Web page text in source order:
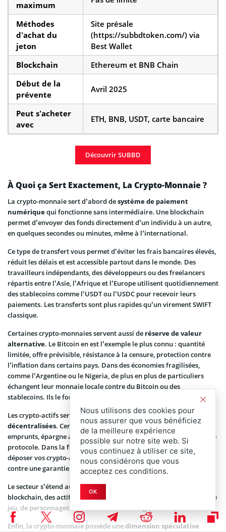
maximum
Méthodes
d’achat du
jeton
Site présale
(https://subbdtoken.com/) via
Best Wallet
Blockchain
Ethereum et BNB Chain
Début de la
prévente
Avril 2025
Peut s’acheter
avec
ETH, BNB, USDT, carte bancaire
Découvrir SUBBD
À Quoi ça Sert Exactement, La Crypto-Monnaie ?
La crypto-monnaie sert d’abord desystème de paiement
numériquequi fonctionne sans intermédiaire. Une blockchain
permet d’envoyer des fonds directement d’un individu à un autre,
en quelques secondes ou minutes, même à l’international.
Ce type de transfert vous permet d’éviter les frais bancaires élevés,
réduit les délais et est accessible partout dans le monde. Des
travailleurs indépendants, des développeurs ou des freelancers
répartis entre l’Asie, l’Afrique et l’Europe utilisent quotidiennement
des stablecoins comme l’USDT ou l’USDC pour recevoir leurs
paiements. Les transferts sont plus rapides qu’un virement SWIFT
classique.
Certaines crypto-monnaies servent aussi de réserve de valeur
alternative. Le Bitcoin en est l’exemple le plus connu : quantité
limitée, offre prévisible, résistance à la censure, protection contre
l’inflation dans certains pays. Dans des économies fragilisées,
comme l’Argentine ou le Nigeria, de plus en plus de particuliers
échangent leur monnaie locale contre du Bitcoin ou des
stablecoins. Ils le font pour préserver leur pouvoir d’achat.
Les crypto-actifs servent également dans des applications
décentralisées. Certains tokens permettent d’accéder à des prêts,
emprunts, épargne automatisée, échanges d’actifs, gouvernance de
protocole. Dans la finance décentralisée (DeFi), vous pouvez
déposer vos crypto-actifs pour toucher des intérêts ou emprunter
contre une garantie.
Le secteur s’étend aussi au-delà de la finance. Dans les jeux vidéo
blockchain, des actifs numériques uniques (NFT) servent d’objets de
jeu, de personnages ou de ressources échangeables librement.
Enfin, la crypto-monnaie possède unedimension spéculative
Nous utilisons des cookies pour
nous assurer que vous bénéficiez
de la meilleure expérience
possible sur notre site web. Si
vous continuez à utiliser ce site,
nous considérons que vous
acceptez ces conditions.
OK